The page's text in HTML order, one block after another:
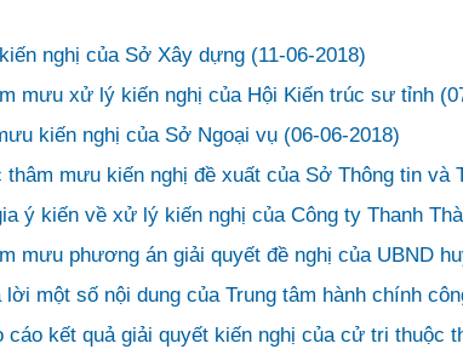
nghị của Sở Xây dựng (11-06-2018)
mưu xử lý kiến nghị của Hội Kiến trúc sư tỉnh
kiến nghị của Sở Ngoại vụ (06-06-2018)
thâm mưu kiến nghị đề xuất của Sở Thông tin và
ý kiến về xử lý kiến nghị của Công ty Thanh
mưu phương án giải quyết đề nghị của UBND
một số nội dung của Trung tâm hành chính
cáo kết quả giải quyết kiến nghị của cử tri thuộc